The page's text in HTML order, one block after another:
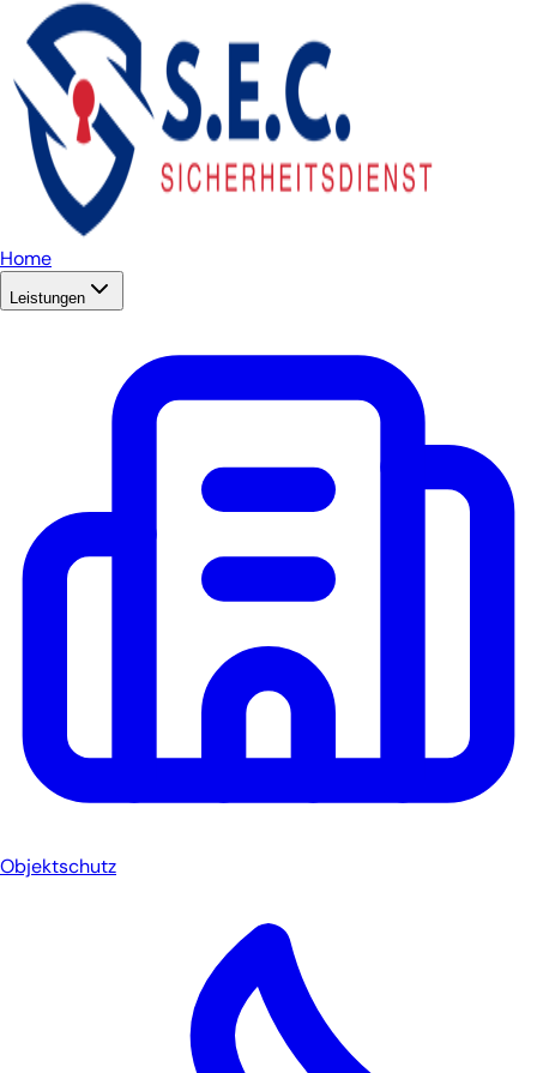
Home
Leistungen
Objektschutz